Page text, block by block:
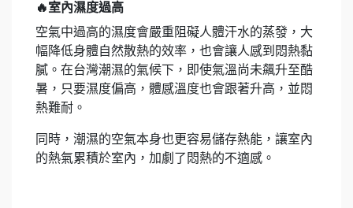
🔥室內濕度過高
空氣中過高的濕度會嚴重阻礙人體汗水的蒸發，大
幅降低身體自然散熱的效率，也會讓人感到悶熱黏
膩。在台灣潮濕的氣候下，即使氣溫尚未飆升至酷
暑，只要濕度偏高，體感溫度也會跟著升高，並悶
熱難耐。
同時，潮濕的空氣本身也更容易儲存熱能，讓室內
的熱氣累積於室內，加劇了悶熱的不適感。